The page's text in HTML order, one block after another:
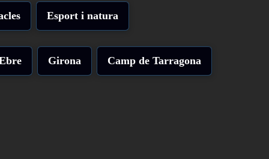
Esport i natura
Girona Camp de Tarragona